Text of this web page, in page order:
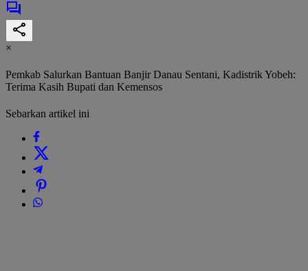
×
Pemkab Salurkan Bantuan Banjir Danau Sentani, Kadistrik Yobeh:
Terima Kasih Bupati dan Kemensos
Sebarkan artikel ini